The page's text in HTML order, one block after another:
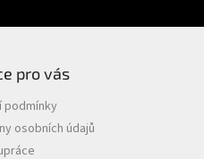
pro vás
podmínky
osobních údajů